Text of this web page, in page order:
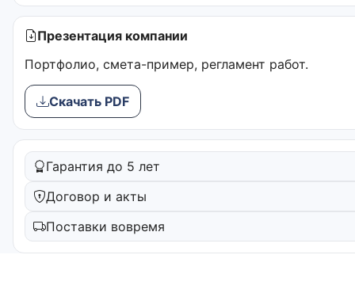
Презентация компании
Портфолио, смета-пример, регламент работ.
Скачать PDF
Гарантия до 5 лет
Договор и акты
Поставки вовремя